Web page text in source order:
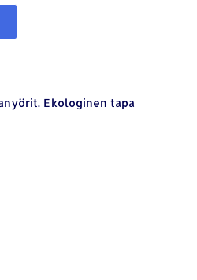
Ekologinen tapa